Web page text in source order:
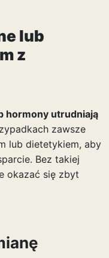
lub
z
hormony utrudniają
zawsze
lub dietetykiem, aby
Bez takiej
okazać się zbyt